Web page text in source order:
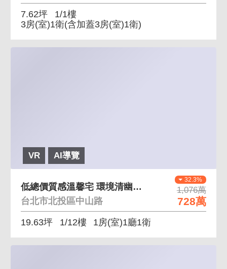
7.62坪
1/1樓
3房(室)1衛(含加蓋3房(室)1衛)
VR AI導覽
32.3%
1,076萬
728萬
低總價質感溫馨宅 環境清幽，離塵不離城
台北市北投區中山路
19.63坪 1/12樓 1房(室)1廳1衛